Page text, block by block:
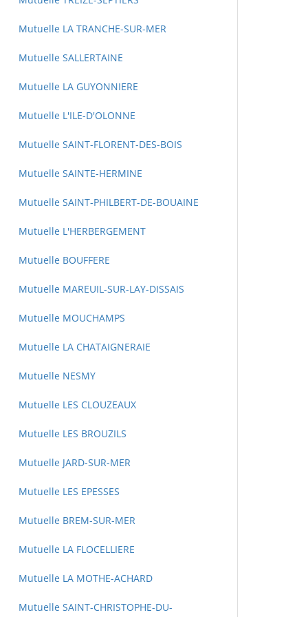
Mutuelle LA TRANCHE-SUR-MER
Mutuelle SALLERTAINE
Mutuelle LA GUYONNIERE
Mutuelle L'ILE-D'OLONNE
Mutuelle SAINT-FLORENT-DES-BOIS
Mutuelle SAINTE-HERMINE
Mutuelle SAINT-PHILBERT-DE-BOUAINE
Mutuelle L'HERBERGEMENT
Mutuelle BOUFFERE
Mutuelle MAREUIL-SUR-LAY-DISSAIS
Mutuelle MOUCHAMPS
Mutuelle LA CHATAIGNERAIE
Mutuelle NESMY
Mutuelle LES CLOUZEAUX
Mutuelle LES BROUZILS
Mutuelle JARD-SUR-MER
Mutuelle LES EPESSES
Mutuelle BREM-SUR-MER
Mutuelle LA FLOCELLIERE
Mutuelle LA MOTHE-ACHARD
Mutuelle SAINT-CHRISTOPHE-DU-